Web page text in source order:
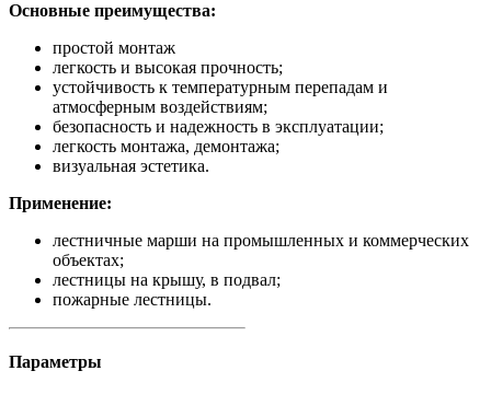
Основные преимущества:
простой монтаж
легкость и высокая прочность;
устойчивость к температурным перепадам и
атмосферным воздействиям;
безопасность и надежность в эксплуатации;
легкость монтажа, демонтажа;
визуальная эстетика.
Применение:
лестничные марши на промышленных и коммерческих
объектах;
лестницы на крышу, в подвал;
пожарные лестницы.
Параметры